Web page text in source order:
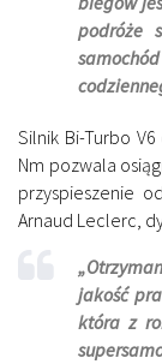
podróże
Silnik Bi-Turbo
Nm pozwala
przyspieszenie
Arnaud Leclerc,
jakość
która z